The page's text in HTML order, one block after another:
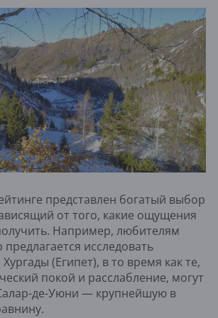
представлен богатый выбор
от того, какие ощущения
Например, любителям
исследовать
(Египет), в то время как те,
покой и расслабление, могут
де-Уюни — крупнейшую в